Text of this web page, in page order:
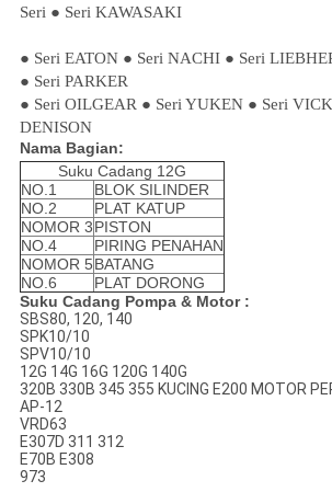
Seri ● Seri KAWASAKI
● Seri EATON ● Seri NACHI ● Seri
● Seri PARKER
● Seri OILGEAR ● Seri YUKEN ● Seri
DENISON
Nama Bagian:
Suku Cadang 12G
NO.1
BLOK SILINDER
NO.2
PLAT KATUP
NOMOR 3PISTON
NO.4
PIRING PENAHAN
NOMOR 5BATANG
NO.6
PLAT DORONG
Suku Cadang Pompa & Motor :
SBS80, 120, 140
SPK10/10
SPV10/10
12G 14G 16G 120G 140G
320B 330B 345 355 KUCING E200 MOTOR
AP-12
VRD63
E307D 311 312
E70B E308
973